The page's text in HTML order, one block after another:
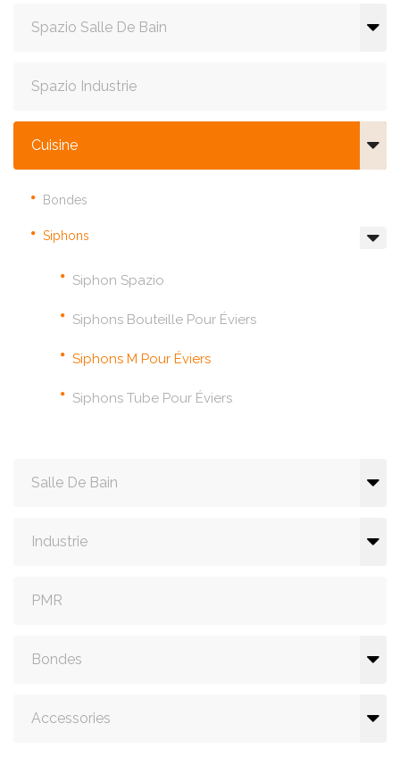
Spazio Salle De Bain
Spazio Industrie
Cuisine
Bondes
Siphons
Siphon Spazio
Siphons Bouteille Pour Éviers
Siphons M Pour Éviers
Siphons Tube Pour Éviers
Salle De Bain
Industrie
PMR
Bondes
Accessories